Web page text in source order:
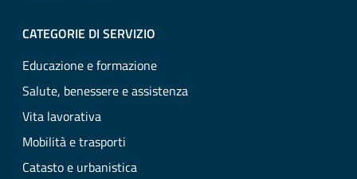
CATEGORIE DI SERVIZIO
Educazione e formazione
Salute, benessere e assistenza
Vita lavorativa
Mobilità e trasporti
Catasto e urbanistica